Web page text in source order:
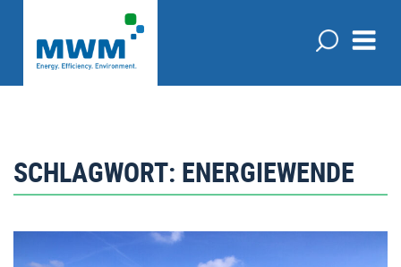
SCHLAGWORT: ENERGIEWENDE